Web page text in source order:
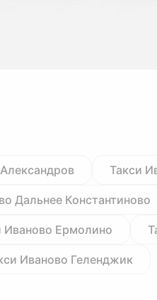
Такси
Дальнее Константиново
Иваново Ермолино
Иваново Геленджик